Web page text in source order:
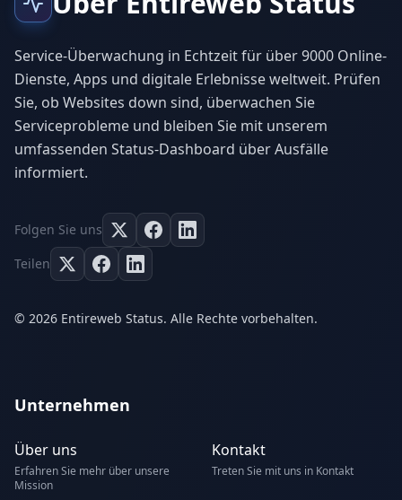
Service-Überwachung in Echtzeit für über 9000 Online-
Dienste, Apps und digitale Erlebnisse weltweit. Prüfen
Sie, ob Websites down sind, überwachen Sie
Serviceprobleme und bleiben Sie mit unserem
umfassenden Status-Dashboard über Ausfälle
informiert.
Folgen Sie uns
Teilen
© 2026 Entireweb Status. Alle Rechte vorbehalten.
Unternehmen
Über uns
Erfahren Sie mehr über unsere
Mission
Kontakt
Treten Sie mit uns in Kontakt